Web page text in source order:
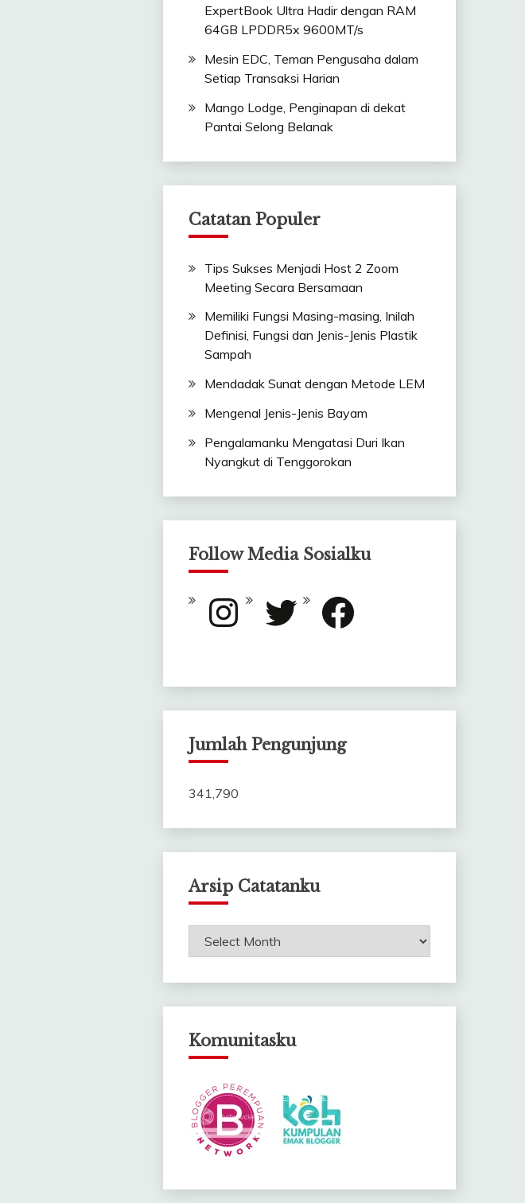
ExpertBook Ultra Hadir dengan RAM
64GB LPDDR5x 9600MT/s
Mesin EDC, Teman Pengusaha dalam
Setiap Transaksi Harian
Mango Lodge, Penginapan di dekat
Pantai Selong Belanak
Catatan Populer
Tips Sukses Menjadi Host 2 Zoom
Meeting Secara Bersamaan
Memiliki Fungsi Masing-masing, Inilah
Definisi, Fungsi dan Jenis-Jenis Plastik
Sampah
Mendadak Sunat dengan Metode LEM
Mengenal Jenis-Jenis Bayam
Pengalamanku Mengatasi Duri Ikan
Nyangkut di Tenggorokan
Follow Media Sosialku
Instagram Twitter Facebook
Jumlah Pengunjung
341,790
Arsip Catatanku
Arsip
Komunitasku